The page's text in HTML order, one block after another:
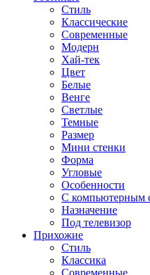
Стиль
Классические
Современные
Модерн
Хай-тек
Цвет
Белые
Венге
Светлые
Темные
Размер
Мини стенки
Форма
Угловые
Особенности
С компьютерным
Назначение
Под телевизор
Прихожие
Стиль
Классика
Современные